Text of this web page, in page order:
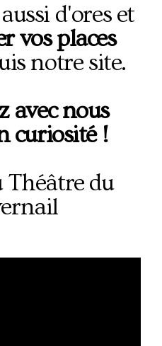
d'ores et
vos places
notre site.
avec nous
curiosité !
Théâtre du